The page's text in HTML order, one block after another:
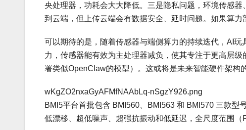
央处理器，功耗会大大降低。三是隐私问题，环境传感
到云端，但上传云端会有数据安全、延时问题。如果算力
可以期待的是，随着传感器与端侧算力的持续迭代，AI
力，传感器能有效为主处理器减负，使其专注于更高层
署类似OpenClaw的模型）。这或将是未来智能硬件架构
wKgZO2nxaGyAFMfNAAbLq-nSgzY926.png
BMI5平台首批包含 BMI560、BMI563 和 BMI570 三款型
低漂移、超低噪声、超强抗振动和低延迟，全尺度范围（